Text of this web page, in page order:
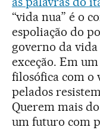
“vida nua” é o
espoliação do
governo da
exceção. Em
filosófica com o
pelados
Querem mais
um futuro com